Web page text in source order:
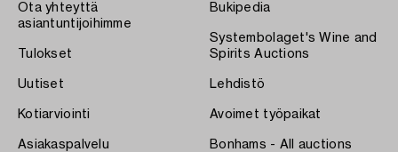
Ota yhteyttä
asiantuntijoihimme
Tulokset
Uutiset
Kotiarviointi
Asiakaspalvelu
Bukipedia
Systembolaget's Wine and
Spirits Auctions
Lehdistö
Avoimet työpaikat
Bonhams - All auctions